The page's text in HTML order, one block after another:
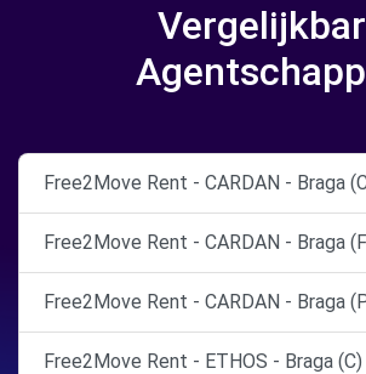
Free2Move Rent - CARDAN - Braga
Free2Move Rent - CARDAN - Braga
Free2Move Rent - CARDAN - Braga
Free2Move Rent - ETHOS - Braga (C)